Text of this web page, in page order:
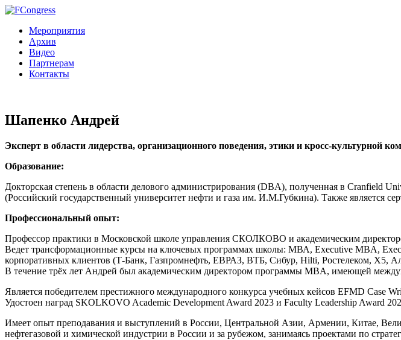
Мероприятия
Архив
Видео
Партнерам
Контакты
Шапенко Андрей
Эксперт в области лидерства, организационного поведения, этики и кросс-
Образование:
Докторская степень в области делового администрирования (DBA), полученная в Cranfield
(Российский государственный университет нефти и газа им. И.М.Губкина). Также является
Профессиональный опыт:
Профессор практики в Московской школе управления СКОЛКОВО и академическим
Ведет трансформационные курсы на ключевых программах школы: МВА, Executive MBA,
корпоративных клиентов (Т-Банк, Газпромнефть, ЕВРАЗ, ВТБ, Сибур, Hilti, Ростелеком, Х5,
В течение трёх лет Андрей был академическим директором программы MBA, имеющей
Является победителем престижного международного конкурса учебных кейсов EFMD Case
Удостоен наград SKOLKOVO Academic Development Award 2023 и Faculty Leadership Award
Имеет опыт преподавания и выступлений в России, Центральной Азии, Армении, Китае,
нефтегазовой и химической индустрии в России и за рубежом, занимаясь проектами по